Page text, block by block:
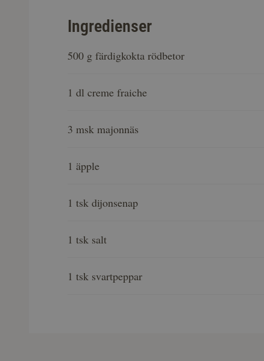
Ingredienser
500 g färdigkokta rödbetor
1 dl creme fraiche
3 msk majonnäs
1 äpple
1 tsk dijonsenap
1 tsk salt
1 tsk svartpeppar